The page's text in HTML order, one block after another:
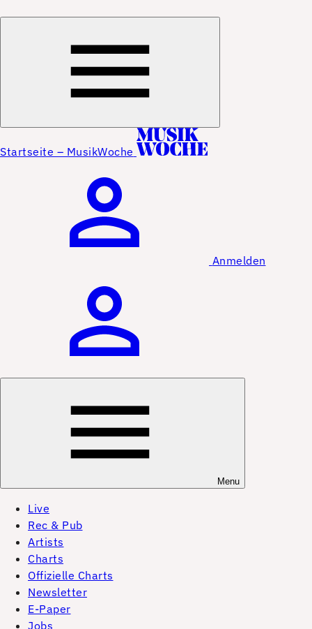
Startseite – MusikWoche
Anmelden
Menu
Live
Rec & Pub
Artists
Charts
Offizielle Charts
Newsletter
E-Paper
Jobs